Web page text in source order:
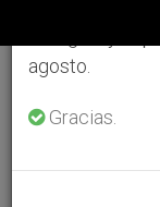
agosto.
Gracias.